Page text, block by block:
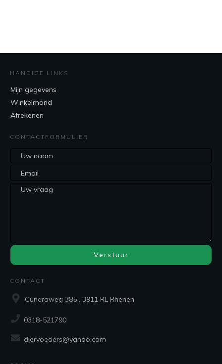
HANDIGE LINKS
Mijn gegevens
Winkelmand
Afrekenen
CONTACTFORMULIER
Verstuur
CONTACT
Cuneraweg 385 , 3911 RL Rhenen
0318-521790
diervoeders@yahoo.com